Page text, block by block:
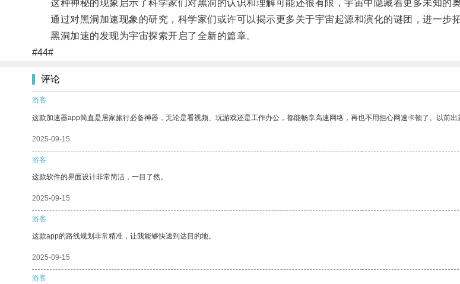
这种神秘的现象启示了科学家们对黑洞的认识和理解可能还很有限，宇宙中隐藏着更多未知的奥
通过对黑洞加速现象的研究，科学家们或许可以揭示更多关于宇宙起源和演化的谜团，进一步拓
黑洞加速的发现为宇宙探索开启了全新的篇章。
#44#
评论
游客
这款加速器app简直是居家旅行必备神器，无论是看视频、玩游戏还是工作办公，都能畅享高速网络，再也不用担心网速卡顿了。以前
2025-09-15
游客
这款软件的界面设计非常简洁，一目了然。
2025-09-15
游客
这款app的路线规划非常精准，让我能够快速到达目的地。
2025-09-15
游客